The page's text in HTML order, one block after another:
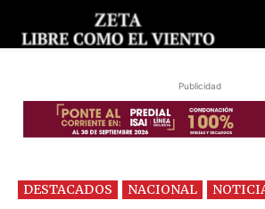
Publicidad
DESTACADOS NACIONAL